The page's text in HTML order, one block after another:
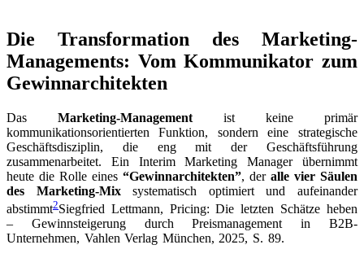
Die Transformation des Marketing-
Managements: Vom Kommunikator zum
Gewinnarchitekten
Das Marketing-Management ist keine primär
kommunikationsorientierten Funktion, sondern eine strategische
Geschäftsdisziplin, die eng mit der Geschäftsführung
zusammenarbeitet. Ein Interim Marketing Manager übernimmt
heute die Rolle eines “Gewinnarchitekten”, der alle vier Säulen
des Marketing-Mixsystematisch optimiert und aufeinander
abstimmt2Siegfried Lettmann, Pricing: Die letzten Schätze heben
– Gewinnsteigerung durch Preismanagement in B2B-
Unternehmen, Vahlen Verlag München, 2025, S. 89.